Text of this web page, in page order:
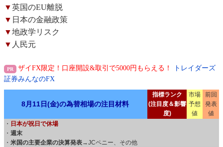
▼英国のEU離脱
▼ 日本の金融政策
▼地政学リスク
▼ 人民元
ザイFX限定！口座開設&取引で5000円もらえる！
トレイダーズ
証券みんなのFX
8月11日(金)の為替相場の注目材料
指標ランク
(注目度＆影響
度)
市場
予想
値
前回
発表
値
・ 日本が祝日で休場
・ 週末
・ 米国の主要企業の決算発表→JCペニー、その他